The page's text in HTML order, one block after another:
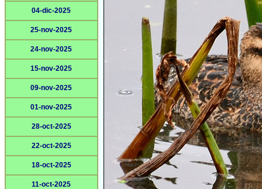
04-dic-2025
25-nov-2025
24-nov-2025
15-nov-2025
09-nov-2025
01-nov-2025
28-oct-2025
22-oct-2025
18-oct-2025
11-oct-2025